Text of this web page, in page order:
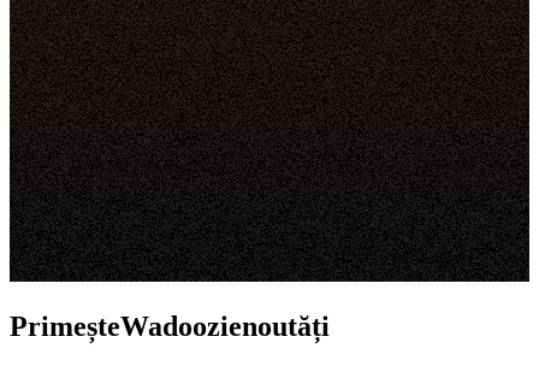
PrimeșteWadoozienoutăți